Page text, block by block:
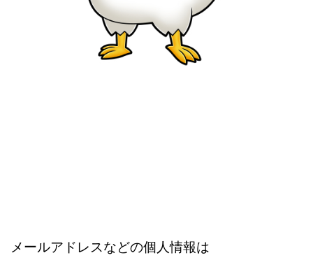
メールアドレスなどの個人情報は